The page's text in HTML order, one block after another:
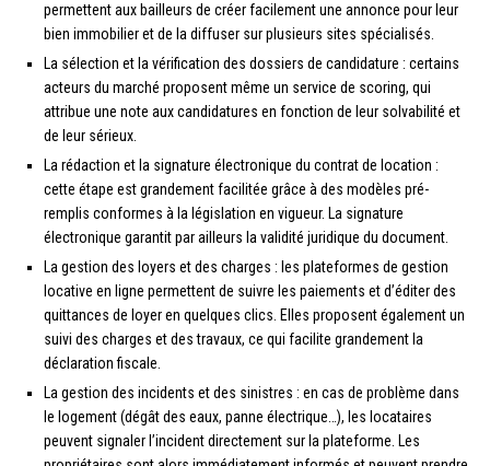
permettent aux bailleurs de créer facilement une annonce pour leur
bien immobilier et de la diffuser sur plusieurs sites spécialisés.
La sélection et la vérification des dossiers de candidature : certains
acteurs du marché proposent même un service de scoring, qui
attribue une note aux candidatures en fonction de leur solvabilité et
de leur sérieux.
La rédaction et la signature électronique du contrat de location :
cette étape est grandement facilitée grâce à des modèles pré-
remplis conformes à la législation en vigueur. La signature
électronique garantit par ailleurs la validité juridique du document.
La gestion des loyers et des charges : les plateformes de gestion
locative en ligne permettent de suivre les paiements et d’éditer des
quittances de loyer en quelques clics. Elles proposent également un
suivi des charges et des travaux, ce qui facilite grandement la
déclaration fiscale.
La gestion des incidents et des sinistres : en cas de problème dans
le logement (dégât des eaux, panne électrique…), les locataires
peuvent signaler l’incident directement sur la plateforme. Les